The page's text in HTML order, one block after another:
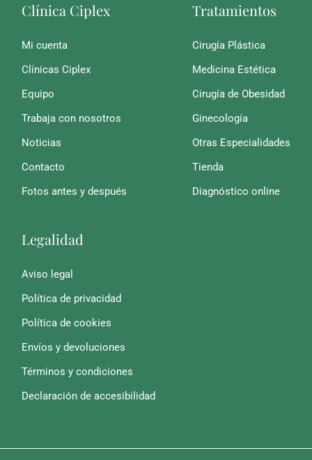
Clínica Ciplex
Mi cuenta
Clínicas Ciplex
Equipo
Trabaja con nosotros
Noticias
Contacto
Fotos antes y después
Tratamientos
Cirugía Plástica
Medicina Estética
Cirugía de Obesidad
Ginecología
Otras Especialidades
Tienda
Diagnóstico online
Legalidad
Aviso legal
Política de privacidad
Política de cookies
Envíos y devoluciones
Términos y condiciones
Declaración de accesibilidad